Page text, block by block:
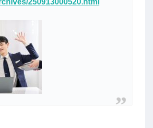
250913000520.html